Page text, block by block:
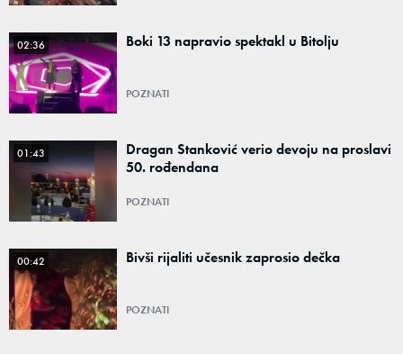
02:36 Boki 13 napravio spektakl u Bitolju
POZNATI
01:43
Dragan Stanković verio devoju na proslavi
50. rođendana
POZNATI
00:42 Bivši rijaliti učesnik zaprosio dečka
POZNATI